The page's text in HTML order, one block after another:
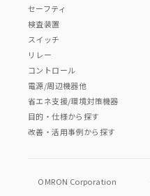
セーフティ
検査装置
スイッチ
リレー
コントロール
電源/周辺機器他
省エネ支援/環境対策機器
目的・仕様から探す
改善・活用事例から探す
OMRON Corporation